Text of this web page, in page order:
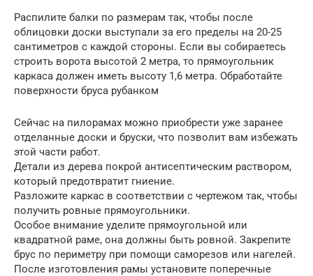
Распилите балки по размерам так, чтобы после
облицовки доски выступали за его пределы на 20-25
сантиметров с каждой стороны. Если вы собираетесь
строить ворота высотой 2 метра, то прямоугольник
каркаса должен иметь высоту 1,6 метра. Обработайте
поверхности бруса рубанком
Сейчас на пилорамах можно приобрести уже заранее
отделанные доски и бруски, что позволит вам избежать
этой части работ.
Детали из дерева покрой антисептическим раствором,
который предотвратит гниение.
Разложите каркас в соответствии с чертежом так, чтобы
получить ровные прямоугольники.
Особое внимание уделите прямоугольной или
квадратной раме, она должны быть ровной. Закрепите
брус по периметру при помощи саморезов или нагелей.
После изготовления рамы установите поперечные